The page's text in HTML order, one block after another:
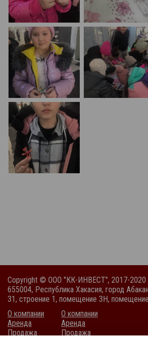
Copyright © ООО "КК-ИНВЕСТ", 2017-2020
655004, Республика Хакасия, город
31, строение 1, помещение 3Н,
О компании
Аренда
Продажа
О компании
Аренда
Продажа